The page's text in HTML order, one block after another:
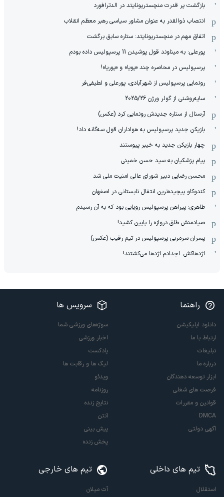
بازگشت پر قدرت منچستریونایتد در الدترافورد
انتصاب ذوالقدر به عنوان مشاور سیاسی رهبر معظم انقلاب
اتفاق مهم در منچستریونایتد: ستاره سابق برگشت
پورعلی: به میناوند قول پوشیدن 11 پرسپولیس داده بودم
پرسپولیس در محاصره چند «پویا» و «پوریا»!
رونمایی پرسپولیس از شهرآبادی، پورعلی و لطیفی‌فر
سایه‌روشنی از گولر ورژن 2025/26
آرسنال از ستاره جدیدش رونمایی کرد (عکس)
بازیکن جدید پرسپولیس به هواداران قول سه‌گانه داد!
چهار بازیکن جدید به خیبر پیوستند
پیام پزشکیان به سید حسن خمینی
محسن رضایی دبیر شورای عالی امنیت ملی شد
کندوکاو پیچیده‌ترین انتقال تابستانی در اصفهان
طاهری: پیراهن پرسپولیس رویایی بود که به آن رسیدم
صیادمنش طاق دروازه را پایین کشید!
پسران سرمربی پرسپولیس در تیم رقیب (عکس)
اژدهاکش: اجدادم اژدها می‌کشتند!
راهنما
دانلود اپلیکیشن
ارتباط با ما
تبلیغات
درباره ما
ابزار توسعه دهندگان
فرصت های شغلی
قوانین و مقررات
DMCA
آگهی دولتی
سرویس ها
سوژه‌های ورزشی شما
اخبار ورزشی
پادکست
لیگ ها و رقابت ها
ویدئو
روزنامه
نتایج زنده
آنتن
پیش بینی
پخش زنده
تیم های داخلی
استقلال
تیم های خارجی
آث میلان